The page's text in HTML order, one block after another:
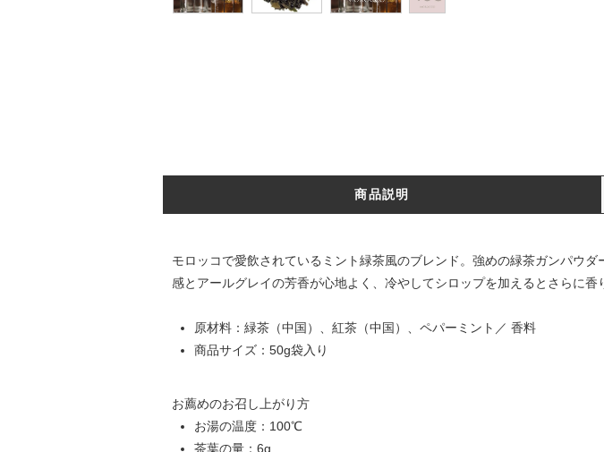
商品説明
モロッコで愛飲されているミント緑茶風のブレンド。強めの緑茶ガンパウ
感とアールグレイの芳香が心地よく、冷やしてシロップを加えるとさらに香
原材料：緑茶（中国）、紅茶（中国）、ペパーミント／ 香料
商品サイズ：50g袋入り
お薦めのお召し上がり方
お湯の温度：100℃
茶葉の量：6g